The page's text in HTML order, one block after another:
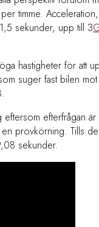
timme. Acceleration,
sekunder, upp till 3
hastigheter för att
suger fast bilen
efterfrågan
provkörning. Tills
sekunder.